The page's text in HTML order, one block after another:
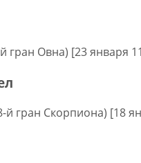
гран Овна) [23 января
й гран Скорпиона) [18